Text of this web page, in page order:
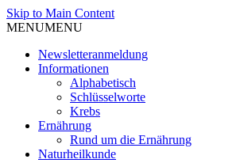
Skip to Main Content
MENUMENU
Newsletteranmeldung
Informationen
Alphabetisch
Schlüsselworte
Krebs
Ernährung
Rund um die Ernährung
Naturheilkunde